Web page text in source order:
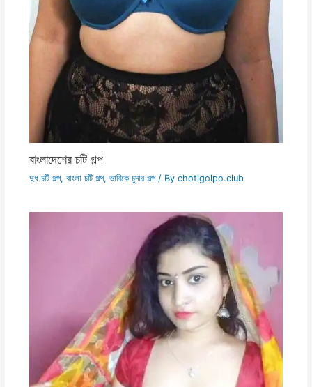
বাংলাদেশের চটি গল্প
দুধ চটি গল্প, বাংলা চটি গল্প, ভাবিকে চুদার গল্প/ By chotigolpo.club